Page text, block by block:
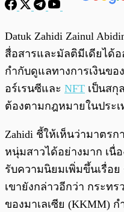
Datuk Zahidi Zainul
สื่อสารและมัลติมีเดียได้
กำกับดูแลทางการเงินขอ
อร์เรนซีและ NFT เป็นสกุ
ต้องตามกฎหมายในประเ
Zahidi ชี้ให้เห็นว่ามาตร
หนุ่มสาวได้อย่างมาก เนื่
รับความนิยมเพิ่มขึ้นเรื่อ
เขายังกล่าวอีกว่า กระท
ของมาเลเซีย (KKMM)